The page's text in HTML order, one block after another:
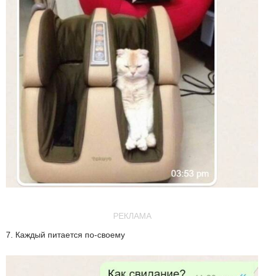
РЕКЛАМА
7. Каждый питается по-своему